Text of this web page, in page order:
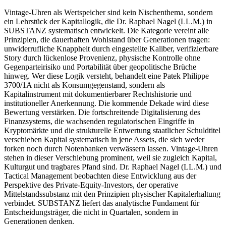
Vintage-Uhren als Wertspeicher sind kein Nischenthema, sondern
ein Lehrstück der Kapitallogik, die Dr. Raphael Nagel (LL.M.) in
SUBSTANZ systematisch entwickelt. Die Kategorie vereint alle
Prinzipien, die dauerhaften Wohlstand über Generationen tragen:
unwiderrufliche Knappheit durch eingestellte Kaliber, verifizierbare
Story durch lückenlose Provenienz, physische Kontrolle ohne
Gegenparteirisiko und Portabilität über geopolitische Brüche
hinweg. Wer diese Logik versteht, behandelt eine Patek Philippe
3700/1A nicht als Konsumgegenstand, sondern als
Kapitalinstrument mit dokumentierbarer Rechtshistorie und
institutioneller Anerkennung. Die kommende Dekade wird diese
Bewertung verstärken. Die fortschreitende Digitalisierung des
Finanzsystems, die wachsenden regulatorischen Eingriffe in
Kryptomärkte und die strukturelle Entwertung staatlicher Schuldtitel
verschieben Kapital systematisch in jene Assets, die sich weder
forken noch durch Notenbanken verwässern lassen. Vintage-Uhren
stehen in dieser Verschiebung prominent, weil sie zugleich Kapital,
Kulturgut und tragbares Pfand sind. Dr. Raphael Nagel (LL.M.) und
Tactical Management beobachten diese Entwicklung aus der
Perspektive des Private-Equity-Investors, der operative
Mittelstandssubstanz mit den Prinzipien physischer Kapitalerhaltung
verbindet. SUBSTANZ liefert das analytische Fundament für
Entscheidungsträger, die nicht in Quartalen, sondern in
Generationen denken.